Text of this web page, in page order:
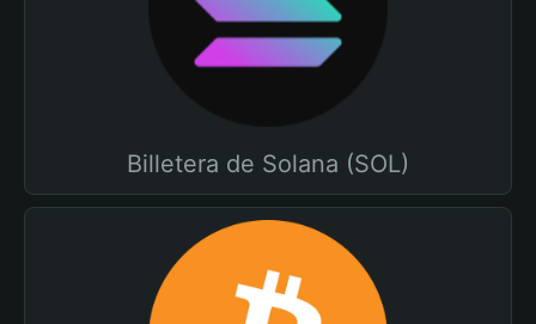
Billetera de Solana (SOL)